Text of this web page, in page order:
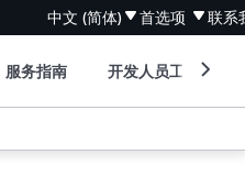
中文 (简体) 首选项 联系
服务指南 开发人员工具